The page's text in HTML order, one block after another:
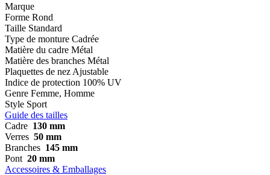
Marque
Forme Rond
Taille Standard
Type de monture Cadrée
Matière du cadre Métal
Matière des branches Métal
Plaquettes de nez Ajustable
Indice de protection 100% UV
Genre Femme, Homme
Style Sport
Guide des tailles
Cadre 130 mm
Verres 50 mm
Branches 145 mm
Pont 20 mm
Accessoires & Emballages